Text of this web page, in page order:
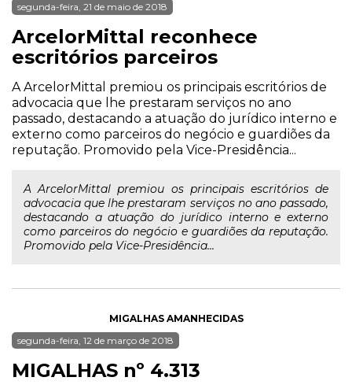
segunda-feira, 21 de maio de 2018
ArcelorMittal reconhece
escritórios parceiros
A ArcelorMittal premiou os principais escritórios de
advocacia que lhe prestaram serviços no ano
passado, destacando a atuação do jurídico interno e
externo como parceiros do negócio e guardiões da
reputação. Promovido pela Vice-Presidência...
A ArcelorMittal premiou os principais escritórios de
advocacia que lhe prestaram serviços no ano passado,
destacando a atuação do jurídico interno e externo
como parceiros do negócio e guardiões da reputação.
Promovido pela Vice-Presidência...
MIGALHAS AMANHECIDAS
segunda-feira, 12 de março de 2018
MIGALHAS nº 4.313